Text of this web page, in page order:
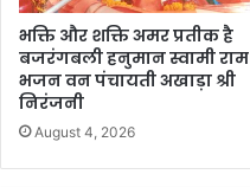
भक्ति और शक्ति अमर प्रतीक है
बजरंगबली हनुमान स्वामी राम
भजन वन पंचायती अखाड़ा श्री
निरंजनी
August 4, 2026